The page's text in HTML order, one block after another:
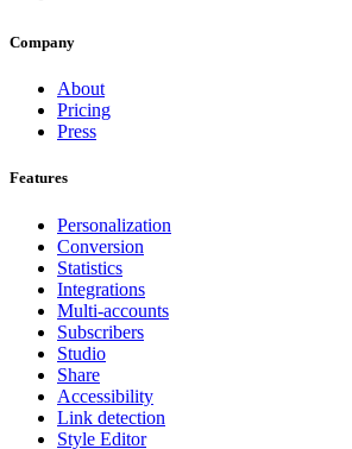
Company
About
Pricing
Press
Features
Personalization
Conversion
Statistics
Integrations
Multi-accounts
Subscribers
Studio
Share
Accessibility
Link detection
Style Editor